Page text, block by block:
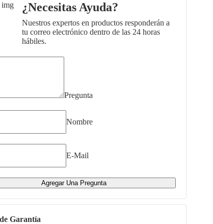
¿Necesitas Ayuda?
Nuestros expertos en productos responderán a
tu correo electrónico dentro de las 24 horas
hábiles.
Pregunta
Nombre
E-Mail
Agregar Una Pregunta
Garantía